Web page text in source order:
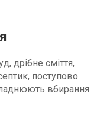
дрібне сміття,
поступово
вбирання